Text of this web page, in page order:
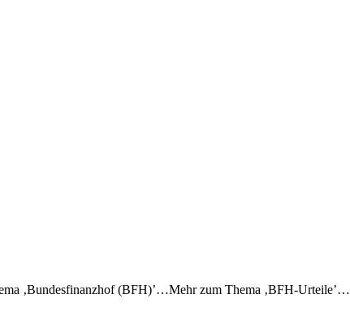
‚Bundesfinanzhof (BFH)’…Mehr zum Thema ‚BFH-Urteile’…